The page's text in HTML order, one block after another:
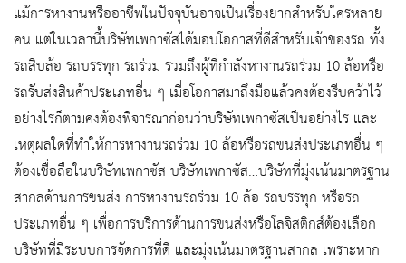
แม้การหางานหรืออาชีพในปัจจุบันอาจเป็นเรื่องยากสำหรับใครหลาย
คน แต่ในเวลานี้บริษัทเพกาซัสได้มอบโอกาสที่ดีสำหรับเจ้าของรถ ทั้ง
รถสิบล้อ รถบรรทุก รถร่วม รวมถึงผู้ที่กำลังหางานรถร่วม 10 ล้อหรือ
รถรับส่งสินค้าประเภทอื่น ๆ เมื่อโอกาสมาถึงมือแล้วคงต้องรีบคว้าไว้
อย่างไรก็ตามคงต้องพิจารณาก่อนว่าบริษัทเพกาซัสเป็นอย่างไร และ
เหตุผลใดที่ทำให้การหางานรถร่วม 10 ล้อหรือรถขนส่งประเภทอื่น ๆ
ต้องเชื่อถือในบริษัทเพกาซัส บริษัทเพกาซัส…บริษัทที่มุ่งเน้นมาตรฐาน
สากลด้านการขนส่ง การหางานรถร่วม 10 ล้อ รถบรรทุก หรือรถ
ประเภทอื่น ๆ เพื่อการบริการด้านการขนส่งหรือโลจิสติกส์ต้องเลือก
บริษัทที่มีระบบการจัดการที่ดี และมุ่งเน้นมาตรฐานสากล เพราะหาก